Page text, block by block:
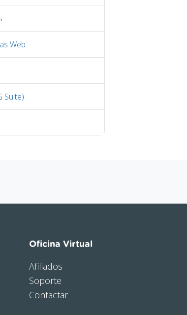
Web
Suite)
Oficina Virtual
Afiliados
Soporte
Contactar